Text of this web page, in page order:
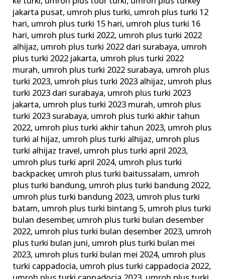
jakarta pusat, umroh plus turki, umroh plus turki 12
hari, umroh plus turki 15 hari, umroh plus turki 16
hari, umroh plus turki 2022, umroh plus turki 2022
alhijaz, umroh plus turki 2022 dari surabaya, umroh
plus turki 2022 jakarta, umroh plus turki 2022
murah, umroh plus turki 2022 surabaya, umroh plus
turki 2023, umroh plus turki 2023 alhijaz, umroh plus
turki 2023 dari surabaya, umroh plus turki 2023
jakarta, umroh plus turki 2023 murah, umroh plus
turki 2023 surabaya, umroh plus turki akhir tahun
2022, umroh plus turki akhir tahun 2023, umroh plus
turki al hijaz, umroh plus turki alhijaz, umroh plus
turki alhijaz travel, umroh plus turki april 2023,
umroh plus turki april 2024, umroh plus turki
backpacker, umroh plus turki baitussalam, umroh
plus turki bandung, umroh plus turki bandung 2022,
umroh plus turki bandung 2023, umroh plus turki
batam, umroh plus turki bintang 5, umroh plus turki
bulan desember, umroh plus turki bulan desember
2022, umroh plus turki bulan desember 2023, umroh
plus turki bulan juni, umroh plus turki bulan mei
2023, umroh plus turki bulan mei 2024, umroh plus
turki cappadocia, umroh plus turki cappadocia 2022,